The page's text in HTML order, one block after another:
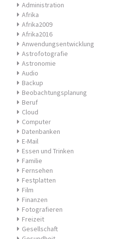
Administration
Afrika
Afrika2009
Afrika2016
Anwendungsentwicklung
Astrofotografie
Astronomie
Audio
Backup
Beobachtungsplanung
Beruf
Cloud
Computer
Datenbanken
E-Mail
Essen und Trinken
Familie
Fernsehen
Festplatten
Film
Finanzen
Fotografieren
Freizeit
Gesellschaft